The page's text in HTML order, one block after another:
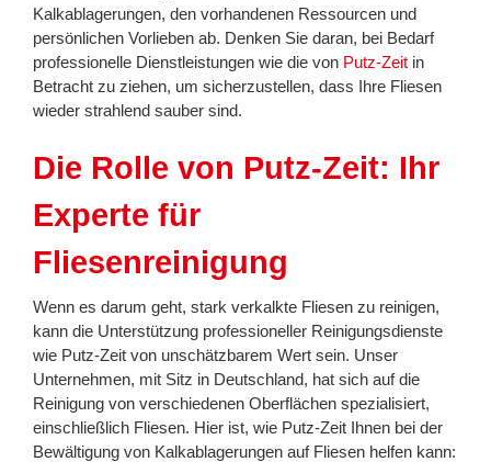
Kalkablagerungen, den vorhandenen Ressourcen und
persönlichen Vorlieben ab. Denken Sie daran, bei Bedarf
professionelle Dienstleistungen wie die von Putz-Zeit in
Betracht zu ziehen, um sicherzustellen, dass Ihre Fliesen
wieder strahlend sauber sind.
Die Rolle von Putz-Zeit: Ihr
Experte für
Fliesenreinigung
Wenn es darum geht, stark verkalkte Fliesen zu reinigen,
kann die Unterstützung professioneller Reinigungsdienste
wie Putz-Zeit von unschätzbarem Wert sein. Unser
Unternehmen, mit Sitz in Deutschland, hat sich auf die
Reinigung von verschiedenen Oberflächen spezialisiert,
einschließlich Fliesen. Hier ist, wie Putz-Zeit Ihnen bei der
Bewältigung von Kalkablagerungen auf Fliesen helfen kann: